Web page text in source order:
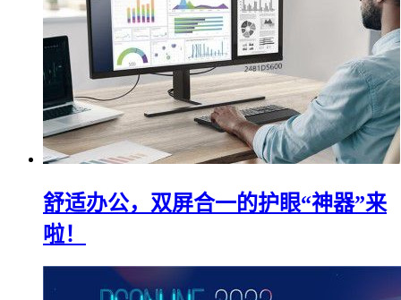
舒适办公，双屏合一的护眼“神器”来
啦！